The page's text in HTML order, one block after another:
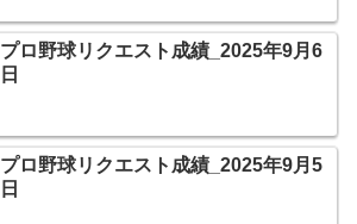
プロ野球リクエスト成績_2025年9月6
日
プロ野球リクエスト成績_2025年9月5
日